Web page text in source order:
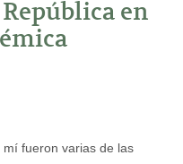
en
fueron varias de las